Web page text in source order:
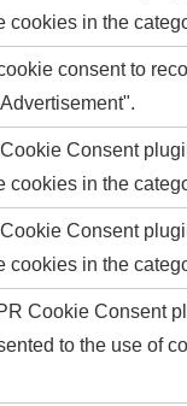
cookies in the
consent to
Consent
cookies in the
Consent
cookies in the
Cookie Consent
to the use of